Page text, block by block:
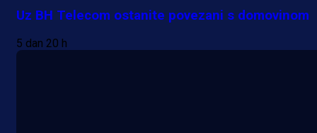
Uz BH Telecom ostanite povezani s domovinom
5 dan 20 h